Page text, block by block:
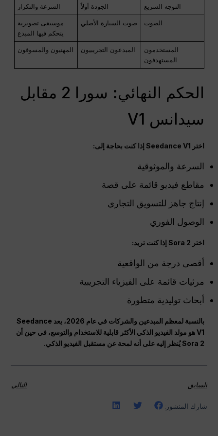
التوجه السريع الجودة أولاً السرعة والتكرار
الصوت صوت السيارة الأصلي
موسيقى تصويرية
يتحكم فيها المبدع
المستخدمون
المستهدفون
المبدعون التجريبيون المهنيون والمسوقون
الحكم النهائي: سورا 2 مقابل
سيدانس V1
اختر Seedance V1 إذا كنت بحاجة إلى:
السرعة والموثوقية
مقاطع فيديو قائمة على قصة
إنتاج جاهز للتسويق التجاري
الوصول الفوري
اختر Sora 2 إذا كنت تريد:
أقصى درجة من الواقعية
مرئيات قائمة على الفيزياء التجريبية
أبحاث توليدية متطورة
بالنسبة لمعظم المبدعين والشركات في عام 2026، يعد Seedance
V1 هو مولد الفيديو الذكي الأكثر قابلية للاستخدام والتوسع، في حين أن
Sora 2 يُنظر إليه على أنه لمحة عن مستقبل الفيديو الذكي.
السابق التالي
شارك المنشور: